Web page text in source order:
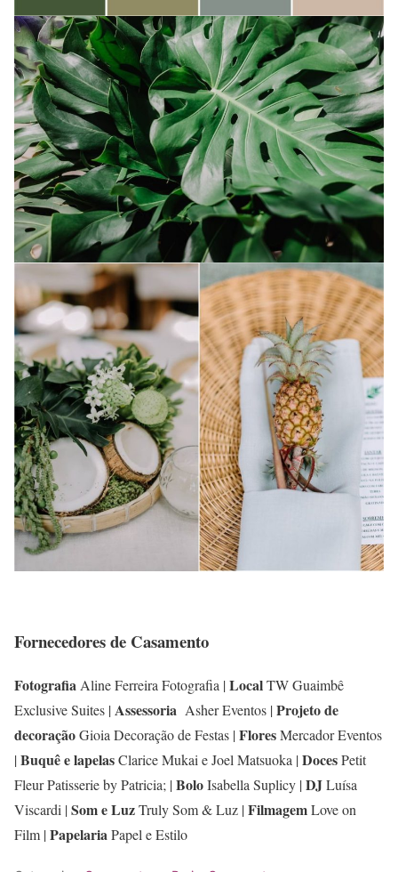
Fornecedores de Casamento
Fotografia Aline Ferreira Fotografia |LocalTW Guaimbê
Exclusive Suites |Assessoria Asher Eventos |Projeto de
decoraçãoGioia Decoração de Festas |FloresMercador Eventos
|Buquêe lapelasClarice Mukai e Joel Matsuoka |DocesPetit
Fleur Patisserie by Patricia; |BoloIsabella Suplicy |DJLuísa
Viscardi |Som e LuzTruly Som & Luz |FilmagemLove on
Film |PapelariaPapel e Estilo